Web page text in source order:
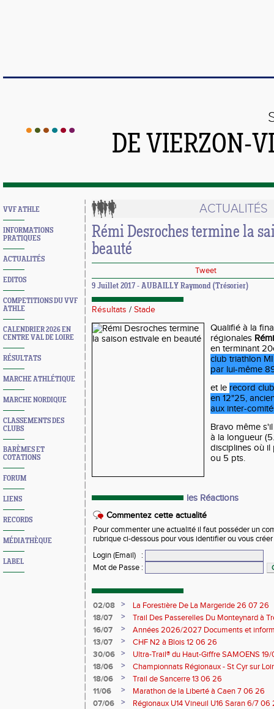
DE VIERZON-
VVF ATHLE
INFORMATIONS
PRATIQUES
ACTUALITÉS
EDITOS
COMPETITIONS DU VVF
ATHLE
CALENDRIER 2026 EN
CENTRE VAL DE LOIRE
RÉSULTATS
MARCHE ATHLÉTIQUE
MARCHE NORDIQUE
CLASSEMENTS DES
CLUBS
BARÈMES ET
COTATIONS
FORUM
LIENS
RECORDS
MÉDIATHÈQUE
LABEL
ACTUALITÉS
Rémi Desroches termine la
beauté
Tweet
9 Juillet 2017 - AUBAILLY Raymond (Trésorier)
Résultats / Stade
Qualifié à la
régionales
en terminant
club triathlon
par lui-même
et le record
en 12"25,
aux inter-
Bravo même
à la longueur
disciplines où il
ou 5 pts.
les Réactions
Commentez cette actualité
Pour commenter une actualité il faut posséder un
rubrique ci-dessous pour vous identifier ou vous
Login (Email)
:
Mot de Passe :
02/08 >
La Forestière De La Margeride 26 07 26
18/07
>
Trail Des Passerelles Du Monteynard à
16/07
>
Années 2026/2027 Documents et
13/07
>
CHF N2 à Blois 12 06 26
30/06
>
Ultra-Trail® du Haut-Giffre SAMOENS
18/06
>
Championnats Régionaux - St Cyr sur
Saran 13/14 06 26
18/06 >
Trail de Sancerre 13 06 26
11/06
>
Marathon de la Liberté à Caen 7 06 26
07/06
>
Régionaux U14 Vineuil U16 Saran 6/7 06